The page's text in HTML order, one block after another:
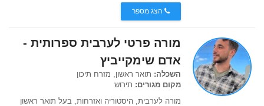
הצג מספר
מורה פרטי לערבית ספרותית -
אדם שימקייביץ
השכלה: תואר ראשון, מזרח תיכון
מקום מגורים: תירוש
מורה לערבית, היסטוריה ואזרחות, בעל תואר ראשון